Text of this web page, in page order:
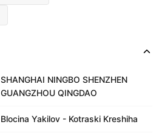
SHANGHAI NINGBO SHENZHEN
GUANGZHOU QINGDAO
Blocina Yakilov - Kotraski Kreshiha